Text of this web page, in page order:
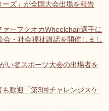
ーズ」が全国大会出場を報告
ァーフクオカWheelchair選手に
・社会福祉講話を開催しまし
い者スポーツ大会の出場者を
も歓迎「第3回チャレンジスケ